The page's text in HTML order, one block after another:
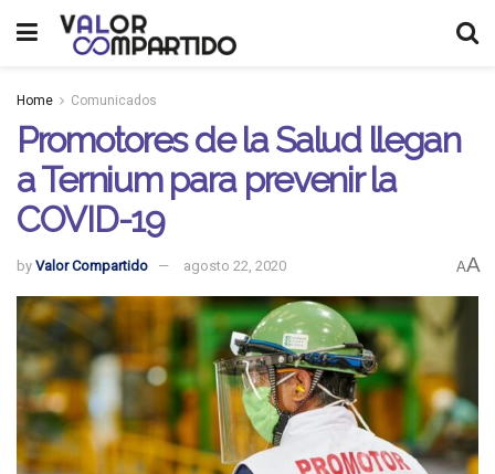
Home Comunicados
Promotores de la Salud llegan
a Ternium para prevenir la
COVID-19
by Valor Compartido agosto 22, 2020 AA